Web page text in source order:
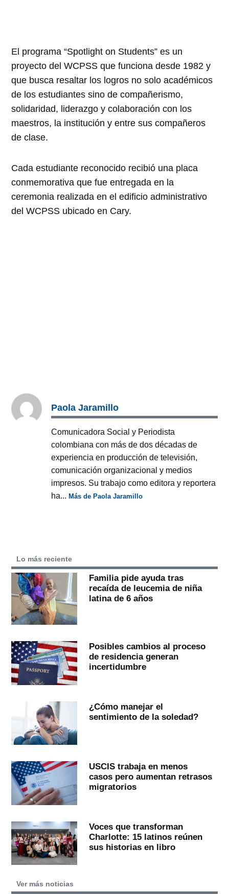
El programa “Spotlight on Students” es un
proyecto del WCPSS que funciona desde 1982 y
que busca resaltar los logros no solo académicos
de los estudiantes sino de compañerismo,
solidaridad, liderazgo y colaboración con los
maestros, la institución y entre sus compañeros
de clase.
Cada estudiante reconocido recibió una placa
conmemorativa que fue entregada en la
ceremonia realizada en el edificio administrativo
del WCPSS ubicado en Cary.
Paola Jaramillo
Comunicadora Social y Periodista
colombiana con más de dos décadas de
experiencia en producción de televisión,
comunicación organizacional y medios
impresos. Su trabajo como editora y reportera
ha...Más de Paola Jaramillo
Lo más reciente
Familia pide ayuda tras
recaída de leucemia de niña
latina de 6 años
Posibles cambios al proceso
de residencia generan
incertidumbre
¿Cómo manejar el
sentimiento de la soledad?
USCIS trabaja en menos
casos pero aumentan retrasos
migratorios
Voces que transforman
Charlotte: 15 latinos reúnen
sus historias en libro
Ver más noticias